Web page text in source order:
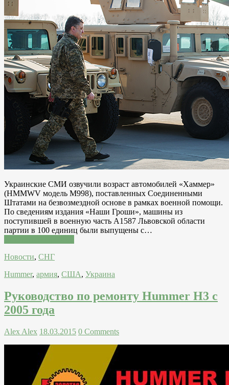
Украинские СМИ озвучили возраст автомобилей «Хаммер»
(HMMWV модель M998), поставленных Соединенными
Штатами на безвозмездной основе в рамках военной помощи.
По сведениям издания «Наши Гроши», машины из
поступившей в военную часть А1587 Львовской области
партии в 100 единиц были выпущены с…
Новости, СНГ
Hummer, армия, США, Украина
Руководство по ремонту Hummer H3 c
2005 года
Alex Alex 18.03.2015 0 Comments